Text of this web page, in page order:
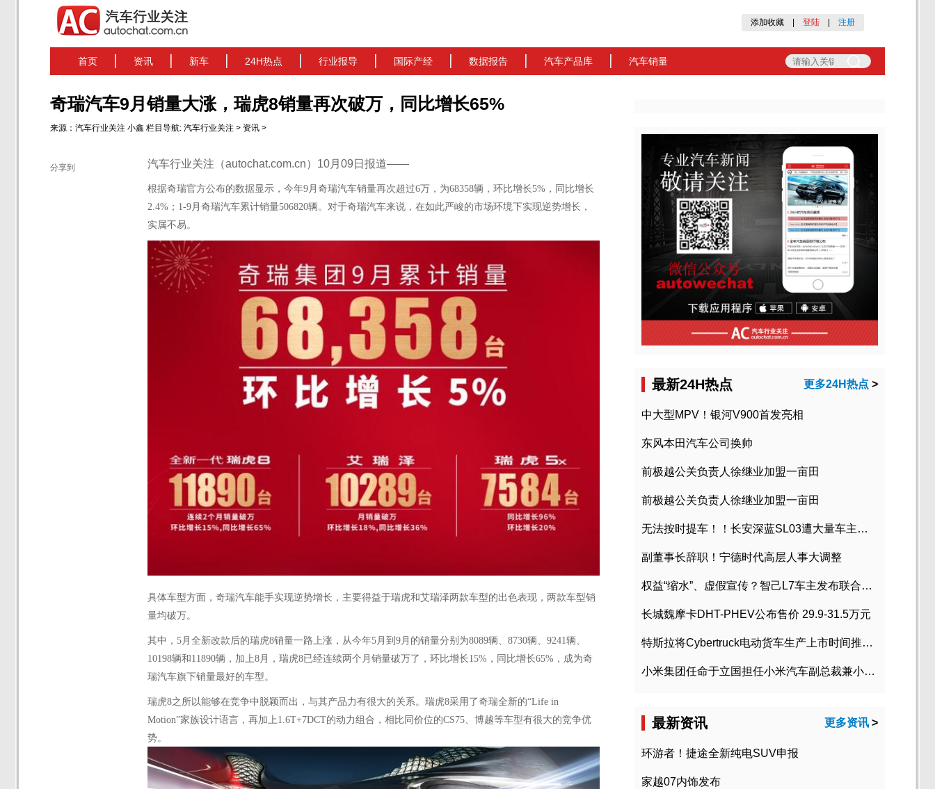
添加收藏 登陆 注册
首页 资讯 新车 24H热点 行业报导 国际产经 数据报告 汽车产品库 汽车销量
奇瑞汽车9月销量大涨，瑞虎8销量再次破万，同比增长65%
来源： 汽车行业关注 小鑫 栏目导航: 汽车行业关注 > 资讯 >
分享到 汽车行业关注（autochat.com.cn）10月09日报道——
根据奇瑞官方公布的数据显示，今年9月奇瑞汽车销量再次超过6万，为68358辆，环比增长5%，同比增长
2.4%；1-9月奇瑞汽车累计销量506820辆。对于奇瑞汽车来说，在如此严峻的市场环境下实现逆势增长，
实属不易。
具体车型方面，奇瑞汽车能手实现逆势增长，主要得益于瑞虎和艾瑞泽两款车型的出色表现，两款车型销
量均破万。
其中， 5月全新改款后的瑞虎8销量一路上涨，从今年5月到9月的销量分别为8089辆、8730辆、9241辆、
10198辆和11890辆，加上8月，瑞虎8已经连续两个月销量破万了，环比增长15%，同比增长65%，成为奇
瑞汽车旗下销量最好的车型。
瑞虎8之所以能够在竞争中脱颖而出，与其产品力有很大的关系。瑞虎8采用了奇瑞全新的“Life in
Motion”家族设计语言，再加上1.6T+7DCT的动力组合，相比同价位的CS75、博越等车型有很大的竞争优
势。
最新24H热点 更多24H热点 >
中大型MPV！银河V900首发亮相
东风本田汽车公司换帅
前极越公关负责人徐继业加盟一亩田
前极越公关负责人徐继业加盟一亩田
无法按时提车！！长安深蓝SL03遭大量车主投诉
副董事长辞职！宁德时代高层人事大调整
权益“缩水”、虚假宣传？智己L7车主发布联合维权声明
长城魏摩卡DHT-PHEV公布售价 29.9-31.5万元
特斯拉将Cybertruck电动货车生产上市时间推迟到2023年初
小米集团任命于立国担任小米汽车副总裁兼小米汽车北京总部政委
最新资讯 更多资讯 >
环游者！捷途全新纯电SUV申报
家越07内饰发布